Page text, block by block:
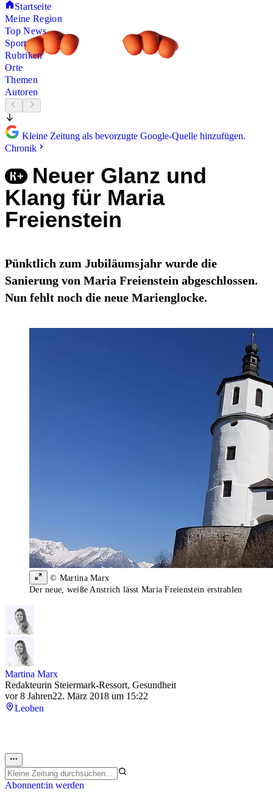
Startseite
Meine Region
Top News
Sport
Rubriken
Orte
Themen
Autoren
Kleine Zeitung als bevorzugte Google-Quelle hinzufügen.
Chronik
Neuer Glanz und
Klang für Maria
Freienstein
Pünktlich zum Jubiläumsjahr wurde die
Sanierung von Maria Freienstein abgeschlossen.
Nun fehlt noch die neue Marienglocke.
© Martina Marx
Der neue, weiße Anstrich lässt Maria Freienstein erstrahlen
Martina Marx
Redakteurin Steiermark-Ressort, Gesundheit
vor 8 Jahren22. März 2018 um 15:22
Leoben
Abonnent:in werden